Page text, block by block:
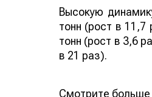
Высокую
тонн (рост в
тонн (рост в 3,6
в 21 раз).
Смотрите больше